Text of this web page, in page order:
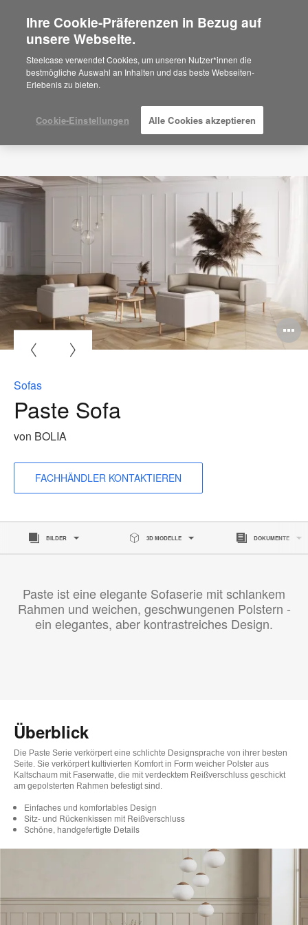
Are you in United States?
Would you like to see Products we sell in
your region?
Americas
Español
Sofas
Paste Sofa
von BOLIA
FACHHÄNDLER KONTAKTIEREN
BILDER 3D MODELLE DOKUMENTE
Paste ist eine elegante Sofaserie mit schlankem
Rahmen und weichen, geschwungenen Polstern -
ein elegantes, aber kontrastreiches Design.
Überblick
Die Paste Serie verkörpert eine schlichte Designsprache von ihrer besten
Seite. Sie verkörpert kultivierten Komfort in Form weicher Polster aus
Kaltschaum mit Faserwatte, die mit verdecktem Reißverschluss geschickt
am gepolsterten Rahmen befestigt sind.
Einfaches und komfortables Design
Sitz- und Rückenkissen mit Reißverschluss
Schöne, handgefertigte Details
Ihre Cookie-Präferenzen in Bezug auf
unsere Webseite.
Steelcase verwendet Cookies, um unseren Nutzer*innen die
bestmögliche Auswahl an Inhalten und das beste Webseiten-
Erlebenis zu bieten.
Cookie-Einstellungen Alle Cookies akzeptieren